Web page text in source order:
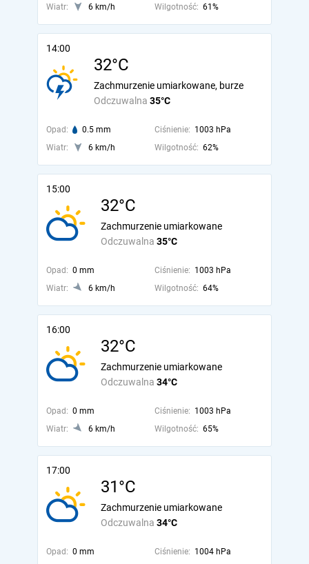
Wiatr:
6 km/h Wilgotność: 61%
14:00
32°C
Odczuwalna 35°C
Zachmurzenie umiarkowane, burze
Opad: 0.5 mm Ciśnienie: 1003 hPa
Wiatr:
6 km/h Wilgotność: 62%
15:00
32°C
Odczuwalna 35°C
Zachmurzenie umiarkowane
Opad: 0 mm Ciśnienie: 1003 hPa
Wiatr:
6 km/h Wilgotność: 64%
16:00
32°C
Odczuwalna 34°C
Zachmurzenie umiarkowane
Opad: 0 mm Ciśnienie: 1003 hPa
Wiatr:
6 km/h Wilgotność: 65%
17:00
31°C
Odczuwalna 34°C
Zachmurzenie umiarkowane
Opad: 0 mm Ciśnienie: 1004 hPa